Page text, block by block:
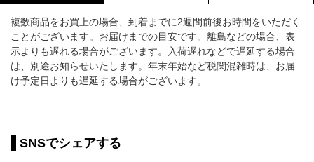
複数商品をお買上の場合、到着までに2週間前後お時間をいただく
ことがございます。お届けまでの目安です。離島などの場合、表
示よりも遅れる場合がございます。入荷遅れなどで遅延する場合
は、別途お知らせいたします。年末年始など税関混雑時は、お届
け予定日よりも遅延する場合がございます。
SNSでシェアする